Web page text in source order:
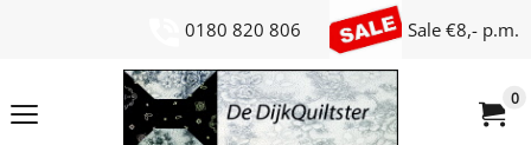
0180 820 806 Sale €8,- p.m.
0